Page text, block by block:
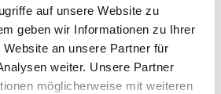
auf unsere Website zu
geben wir Informationen zu Ihrer
an unsere Partner für
weiter. Unsere Partner
möglicherweise mit weiteren